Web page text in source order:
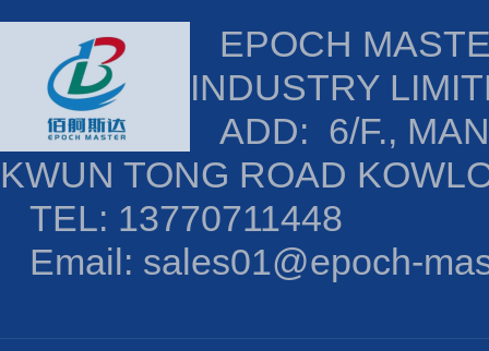
EPOCH
INDUSTRY
ADD: 6/F.,
KWUN TONG ROAD
TEL: 13770711448
Email: sales01@epoch-